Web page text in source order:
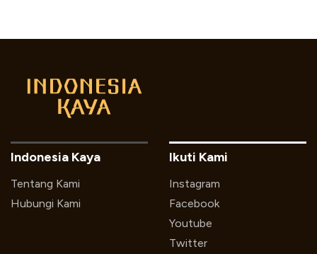
Indonesia Kaya
Tentang Kami
Hubungi Kami
Ikuti Kami
Instagram
Facebook
Youtube
Twitter